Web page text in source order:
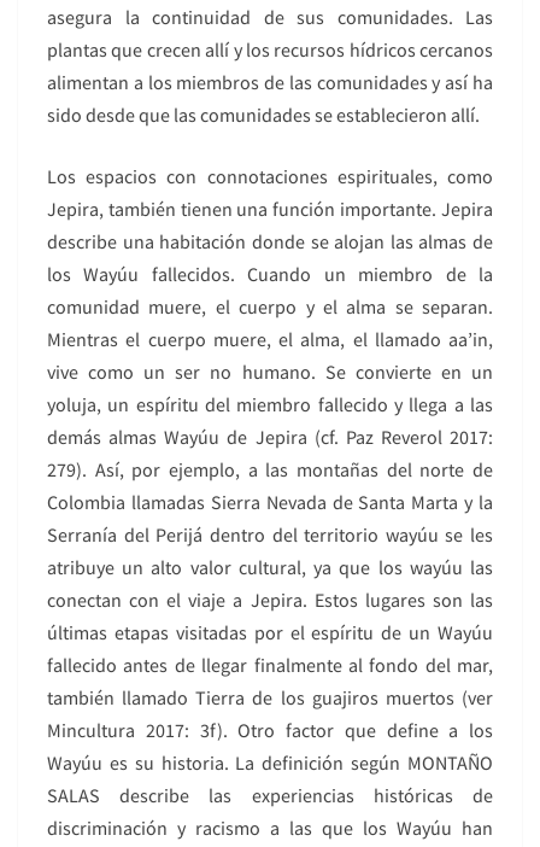
asegura la continuidad de sus comunidades. Las
plantas que crecen allí y los recursos hídricos cercanos
alimentan a los miembros de las comunidades y así ha
sido desde que las comunidades se establecieron allí.
Los espacios con connotaciones espirituales, como
Jepira, también tienen una función importante. Jepira
describe una habitación donde se alojan las almas de
los Wayúu fallecidos. Cuando un miembro de la
comunidad muere, el cuerpo y el alma se separan.
Mientras el cuerpo muere, el alma, el llamado aa’in,
vive como un ser no humano. Se convierte en un
yoluja, un espíritu del miembro fallecido y llega a las
demás almas Wayúu de Jepira (cf. Paz Reverol 2017:
279). Así, por ejemplo, a las montañas del norte de
Colombia llamadas Sierra Nevada de Santa Marta y la
Serranía del Perijá dentro del territorio wayúu se les
atribuye un alto valor cultural, ya que los wayúu las
conectan con el viaje a Jepira. Estos lugares son las
últimas etapas visitadas por el espíritu de un Wayúu
fallecido antes de llegar finalmente al fondo del mar,
también llamado Tierra de los guajiros muertos (ver
Mincultura 2017: 3f). Otro factor que define a los
Wayúu es su historia. La definición según MONTAÑO
SALAS describe las experiencias históricas de
discriminación y racismo a las que los Wayúu han